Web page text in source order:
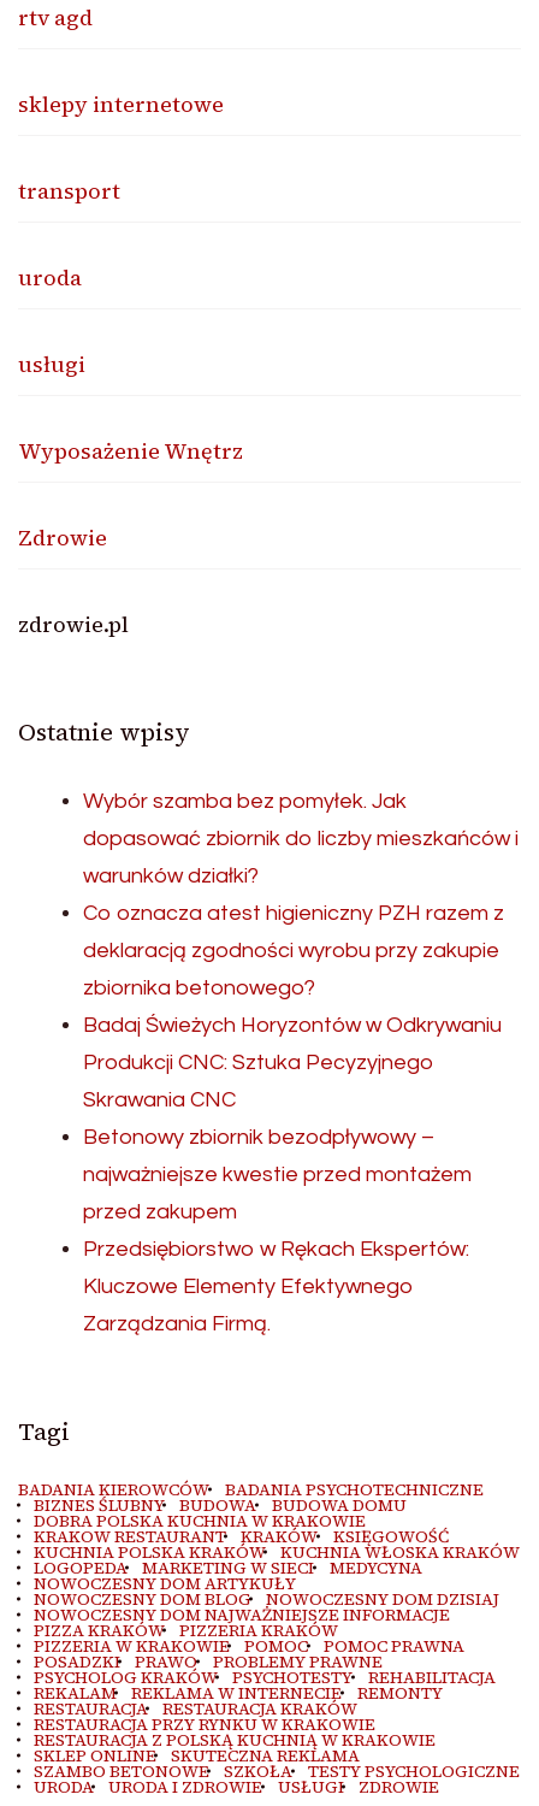
rtv agd
sklepy internetowe
transport
uroda
usługi
Wyposażenie Wnętrz
Zdrowie
zdrowie.pl
Ostatnie wpisy
Wybór szamba bez pomyłek. Jak
dopasować zbiornik do liczby mieszkańców i
warunków działki?
Co oznacza atest higieniczny PZH razem z
deklaracją zgodności wyrobu przy zakupie
zbiornika betonowego?
Badaj Świeżych Horyzontów w Odkrywaniu
Produkcji CNC: Sztuka Pecyzyjnego
Skrawania CNC
Betonowy zbiornik bezodpływowy –
najważniejsze kwestie przed montażem
przed zakupem
Przedsiębiorstwo w Rękach Ekspertów:
Kluczowe Elementy Efektywnego
Zarządzania Firmą.
Tagi
BADANIA KIEROWCÓW BADANIA PSYCHOTECHNICZNE
BIZNES ŚLUBNY BUDOWA BUDOWA DOMU
DOBRA POLSKA KUCHNIA W KRAKOWIE
KRAKOW RESTAURANT KRAKÓW KSIĘGOWOŚĆ
KUCHNIA POLSKA KRAKÓW KUCHNIA WŁOSKA KRAKÓW
LOGOPEDA MARKETING W SIECI MEDYCYNA
NOWOCZESNY DOM ARTYKUŁY
NOWOCZESNY DOM BLOG NOWOCZESNY DOM DZISIAJ
NOWOCZESNY DOM NAJWAŻNIEJSZE INFORMACJE
PIZZA KRAKÓW PIZZERIA KRAKÓW
PIZZERIA W KRAKOWIE POMOC POMOC PRAWNA
POSADZKI PRAWO PROBLEMY PRAWNE
PSYCHOLOG KRAKÓW PSYCHOTESTY REHABILITACJA
REKALAM REKLAMA W INTERNECIE REMONTY
RESTAURACJA RESTAURACJA KRAKÓW
RESTAURACJA PRZY RYNKU W KRAKOWIE
RESTAURACJA Z POLSKĄ KUCHNIĄ W KRAKOWIE
SKLEP ONLINE SKUTECZNA REKLAMA
SZAMBO BETONOWE SZKOŁA TESTY PSYCHOLOGICZNE
URODA URODA I ZDROWIE USŁUGI ZDROWIE